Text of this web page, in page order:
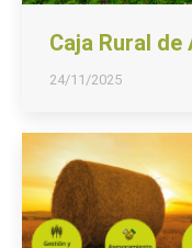
Caja Rural de
24/11/2025